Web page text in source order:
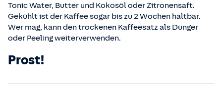
Tonic Water, Butter und Kokosöl oder Zitronensaft.
Gekühlt ist der Kaffee sogar bis zu 2 Wochen haltbar.
Wer mag, kann den trockenen Kaffeesatz als Dünger
oder Peeling weiterverwenden.
Prost!